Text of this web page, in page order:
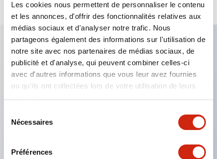
Les cookies nous permettent de personnaliser le contenu
et les annonces, d'offrir des fonctionnalités relatives aux
médias sociaux et d'analyser notre trafic. Nous
partageons également des informations sur l'utilisation de
notre site avec nos partenaires de médias sociaux, de
publicité et d'analyse, qui peuvent combiner celles-ci
avec d'autres informations que vous leur avez fournies
ou qu'ils ont collectées lors de votre utilisation de leurs
Nécessaires
Préférences
Caractéristiques clés
Fixation par regroupement possible
Le commutateur sélecteur avec clé adopte une
structure à goupille à cylindre haute sécurité
La structure de protection est IP65 (IEC60529)